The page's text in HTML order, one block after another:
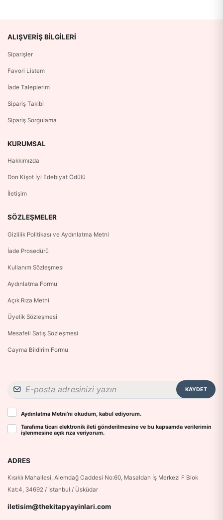
ALIŞVERIŞ BILGILERI
Siparişler
Favori Listem
İade Taleplerim
Sipariş Takibi
Sipariş Sorgulama
KURUMSAL
Hakkımızda
Don Kişot İyi Edebiyat Ödülü
İletişim
SÖZLEŞMELER
Gizlilik Politikası ve Aydınlatma Metni
İade Prosedürü
Kullanım Sözleşmesi
Aydınlatma Formu
Açık Rıza Metni
Üyelik Sözleşmesi
Mesafeli Satış Sözleşmesi
Cayma Bildirim Formu
KAYDET
Aydınlatma Metni’ni okudum, kabul ediyorum.
Tarafıma ticari elektronik ileti gönderilmesine ve bu kapsamda verilerimin
işlenmesine açık rıza veriyorum.
ADRES
Kısıklı Mahallesi, Alemdağ Caddesi No:60, Masaldan İş Merkezi F Blok
Kat:4, 34692 / İstanbul / Üsküdar
iletisim@thekitapyayinlari.com